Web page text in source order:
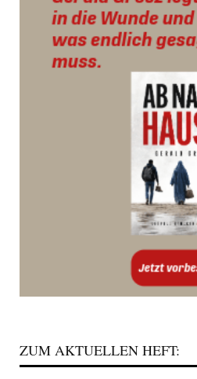
ZUM AKTUELLEN HEFT: